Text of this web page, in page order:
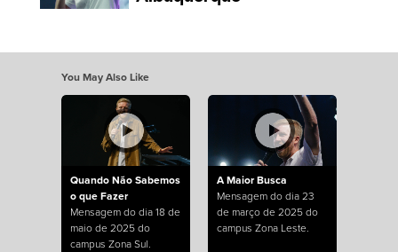
You May Also Like
Quando Não Sabemos
o que Fazer
Mensagem do dia 18 de
maio de 2025 do
campus Zona Sul.
A Maior Busca
Mensagem do dia 23
de março de 2025 do
campus Zona Leste.